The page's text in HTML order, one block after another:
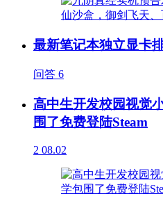
最新笔记本独立显卡
问答 6
高中生开发校园视觉
围了免费登陆Steam
2 08.02